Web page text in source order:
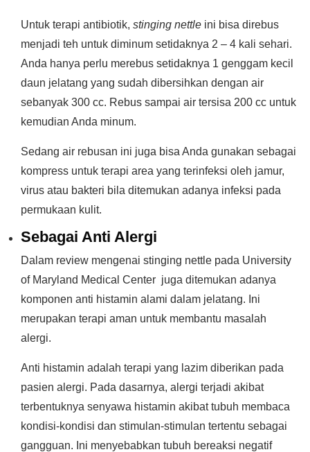
Untuk terapi antibiotik, stinging nettle ini bisa direbus
menjadi teh untuk diminum setidaknya 2 – 4 kali sehari.
Anda hanya perlu merebus setidaknya 1 genggam kecil
daun jelatang yang sudah dibersihkan dengan air
sebanyak 300 cc. Rebus sampai air tersisa 200 cc untuk
kemudian Anda minum.
Sedang air rebusan ini juga bisa Anda gunakan sebagai
kompress untuk terapi area yang terinfeksi oleh jamur,
virus atau bakteri bila ditemukan adanya infeksi pada
permukaan kulit.
Sebagai Anti Alergi
Dalam review mengenai stinging nettle pada University
of Maryland Medical Center juga ditemukan adanya
komponen anti histamin alami dalam jelatang. Ini
merupakan terapi aman untuk membantu masalah
alergi.
Anti histamin adalah terapi yang lazim diberikan pada
pasien alergi. Pada dasarnya, alergi terjadi akibat
terbentuknya senyawa histamin akibat tubuh membaca
kondisi-kondisi dan stimulan-stimulan tertentu sebagai
gangguan. Ini menyebabkan tubuh bereaksi negatif